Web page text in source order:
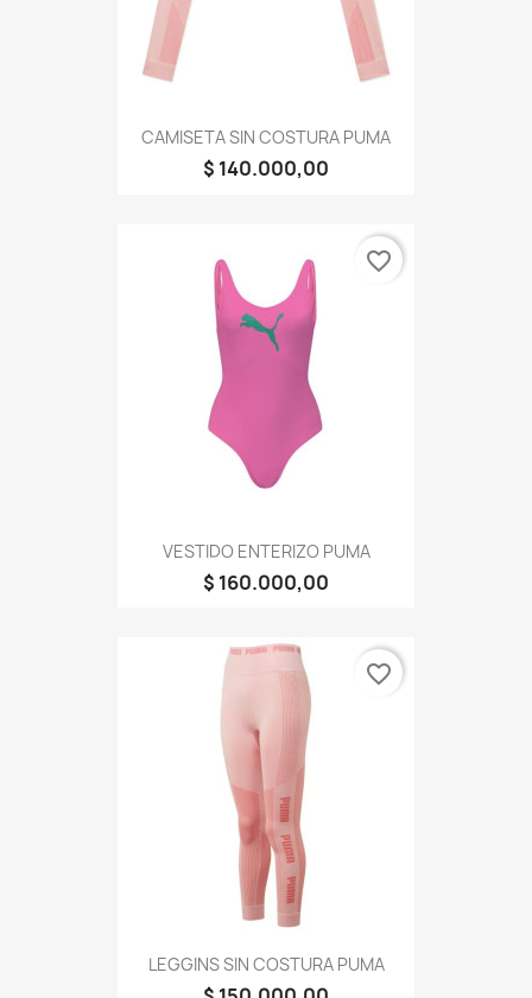
CAMISETA SIN COSTURA PUMA
$ 140.000,00
VESTIDO ENTERIZO PUMA
$ 160.000,00
favorite_border
LEGGINS SIN COSTURA PUMA
favorite_border